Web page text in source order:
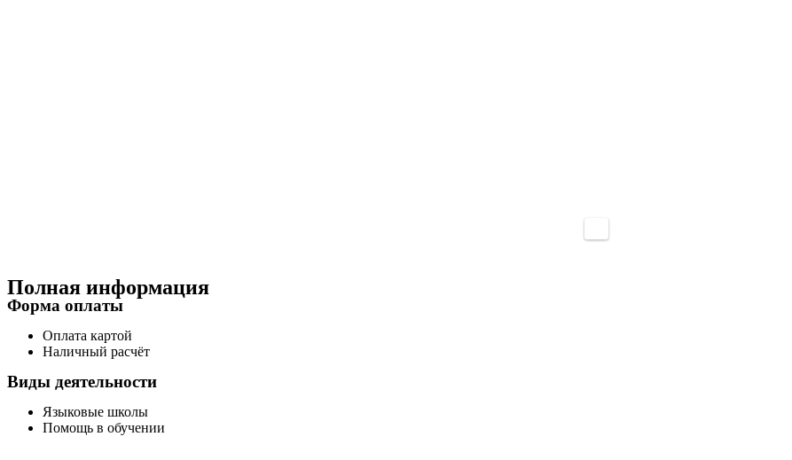
Полная информация
Форма оплаты
Оплата картой
Наличный расчёт
Виды деятельности
Языковые школы
Помощь в обучении